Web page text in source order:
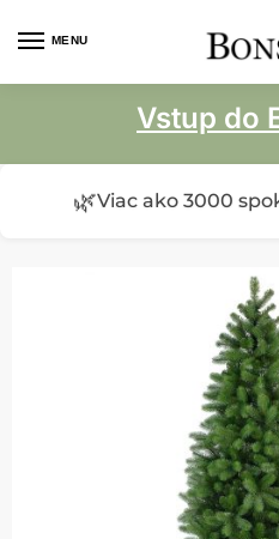
MENU
Vstup do
🌿Viac ako 3000